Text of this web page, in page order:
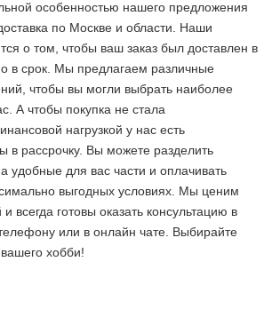
особенностью нашего предложения
по Москве и области. Наши
о том, чтобы ваш заказ был доставлен в
в срок. Мы предлагаем различные
чтобы вы могли выбрать наиболее
А чтобы покупка не стала
нагрузкой у нас есть
в рассрочку. Вы можете разделить
удобные для вас части и оплачивать
выгодных условиях. Мы ценим
всегда готовы оказать консультацию в
или в онлайн чате. Выбирайте
хобби!